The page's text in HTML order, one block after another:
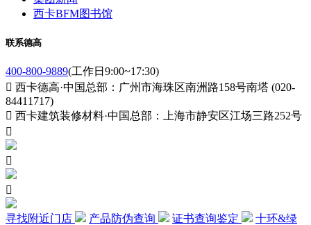
西卡BFM图书馆
联系德高
400-800-9889(工作日9:00~17:30)
 西卡德高·中国总部：广州市海珠区南洲路158号南塔 (020-
84411717)
 西卡建筑装修材料·中国总部：上海市静安区江场三路252号



寻找附近门店 产品防伪查询 证书查询鉴定
十环&绿